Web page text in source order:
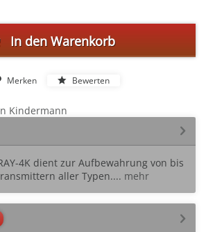
In den Warenkorb
Merken Bewerten
Kindermann
4K dient zur Aufbewahrung von bis
aller Typen.... mehr